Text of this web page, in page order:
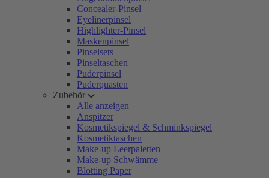
Concealer-Pinsel
Eyelinerpinsel
Highlighter-Pinsel
Maskenpinsel
Pinselsets
Pinseltaschen
Puderpinsel
Puderquasten
Zubehör
Alle anzeigen
Anspitzer
Kosmetikspiegel & Schminkspiegel
Kosmetiktaschen
Make-up Leerpaletten
Make-up Schwämme
Blotting Paper